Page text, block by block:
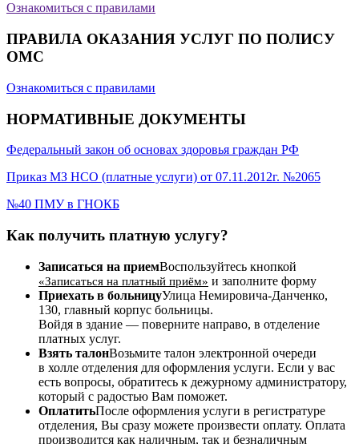
Ознакомиться с правилами
ПРАВИЛА ОКАЗАНИЯ УСЛУГ ПО ПОЛИСУ
ОМС
Ознакомиться с правилами
НОРМАТИВНЫЕ ДОКУМЕНТЫ
Федеральный закон об основах здоровья граждан РФ
Приказ МЗ НСО (платные услуги) от 07.11.2012г. №2065
№40 ПМУ в ГНОКБ
Как получить платную услугу?
Записаться на приемВоспользуйтесь кнопкой
«Записаться на платный приём» и заполните форму
Приехать в больницуУлица Немировича-Данченко,
130, главный корпус больницы.
Войдя в здание — поверните направо, в отделение
платных услуг.
Взять талонВозьмите талон электронной очереди
в холле отделения для оформления услуги. Если у вас
есть вопросы, обратитесь к дежурному администратору,
который с радостью Вам поможет.
ОплатитьПосле оформления услуги в регистратуре
отделения, Вы сразу можете произвести оплату. Оплата
производится как наличным, так и безналичным